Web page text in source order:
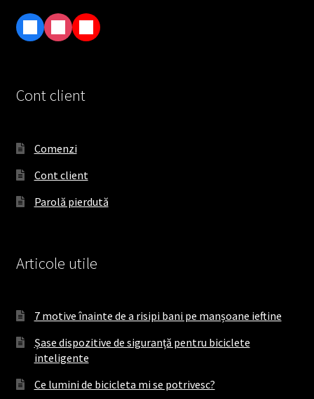
F
b
k
I
t
a
a
m
T
Cont client
Comenzi
Cont client
Parolă pierdută
Articole utile
7 motive înainte de a risipi bani pe manșoane ieftine
Șase dispozitive de siguranță pentru biciclete
inteligente
Ce lumini de bicicleta mi se potrivesc?